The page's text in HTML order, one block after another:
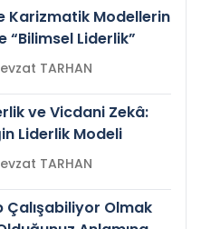
Karizmatik Modellerin
“Bilimsel Liderlik”
Prof.Dr. Nevzat TARHAN
ve Vicdani Zekâ:
Liderlik Modeli
Prof.Dr. Nevzat TARHAN
Çalışabiliyor Olmak